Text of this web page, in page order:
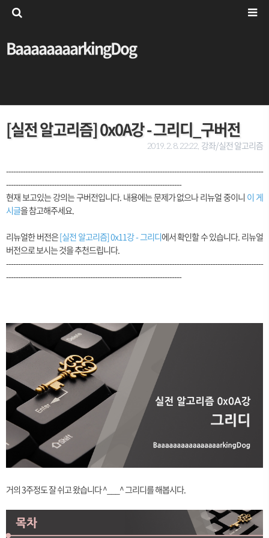
BaaaaaaaarkingDog
[실전 알고리즘] 0x0A강 - 그리디_구버전
2019. 2. 8. 22:22, 강좌/실전 알고리즘
-----------------------------------------------------------------------------------------------------------
-------------------------------------------------------------------------
현재 보고있는 강의는 구버전입니다. 내용에는 문제가 없으나 리뉴얼 중이니이 게
시글을 참고해주세요.
리뉴얼한 버전은[실전 알고리즘] 0x11강 - 그리디에서 확인할 수 있습니다. 리뉴얼
버전으로 보시는 것을 추천드립니다.
-----------------------------------------------------------------------------------------------------------
-------------------------------------------------------------------------
거의 3주정도 잘 쉬고 왔습니다 ^___^ 그리디를 해봅시다.